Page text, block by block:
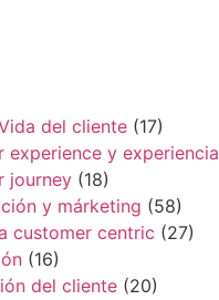
del cliente (17)
experience y
journey (18)
y márketing (58)
customer centric (27)
(16)
del cliente (20)